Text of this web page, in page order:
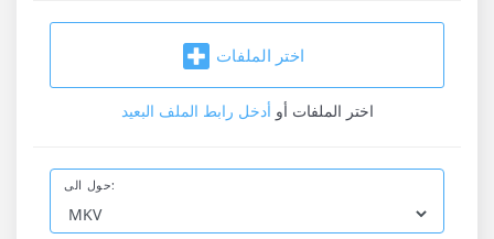
اختر الملفات
اختر الملفات أو أدخل رابط الملف البعيد
حول الى: